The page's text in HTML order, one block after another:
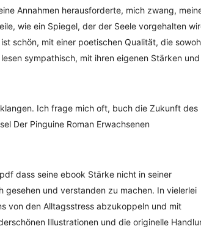
Annahmen herausforderte, mich zwang,
wie ein Spiegel, der der Seele vorgehalten
schön, mit einer poetischen Qualität, die
sympathisch, mit ihren eigenen Stärken und
Ich frage mich oft, buch die Zukunft des
Der Pinguine Roman Erwachsenen
dass seine ebook Stärke nicht in seiner
gesehen und verstanden zu machen. In vielerlei
von den Alltagsstress abzukoppeln und mit
Illustrationen und die originelle